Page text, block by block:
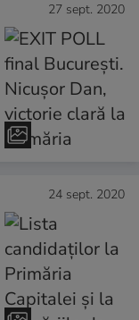
27 sept. 2020
24 sept. 2020